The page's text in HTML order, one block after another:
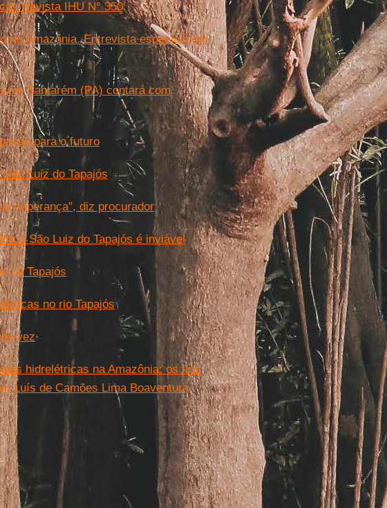
Revista IHU N° 350
na Amazônia. Entrevista especial com
em Santarém (PA) contará com
para o futuro
Luiz do Tapajós
esperança", diz procurador
São Luiz do Tapajós é inviável
no Tapajós
no rio Tapajós
vez
hidrelétricas na Amazônia: os fins
Luís de Camões Lima Boaventura